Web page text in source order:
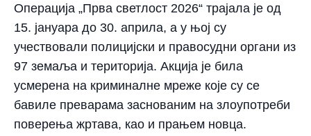
Операција „Прва светлост 2026“ трајала је од
15. јануара до 30. априла, а у њој су
учествовали полицијски и правосудни органи из
97 земаља и територија. Акција је била
усмерена на криминалне мреже које су се
бавиле преварама заснованим на злоупотреби
поверења жртава, као и прањем новца.